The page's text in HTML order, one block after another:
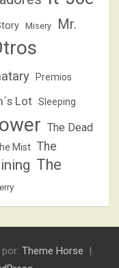
Misery
Mr.
Premios
Lot Sleeping
The Dead
Mist The
The
Theme Horse